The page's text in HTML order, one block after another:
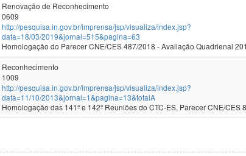
Renovação de Reconhecimento
0609
http://pesquisa.in.gov.br/imprensa/jsp/visualiza/index.jsp?
data=18/03/2019&jornal=515&pagina=63
Homologação do Parecer CNE/CES 487/2018 - Avaliação Quadrienal
Reconhecimento
1009
http://pesquisa.in.gov.br/imprensa/jsp/visualiza/index.jsp?
data=11/10/2013&jornal=1&pagina=13&totalA
Homologação das 141ª e 142ª Reuniões do CTC-ES, Parecer CNE/